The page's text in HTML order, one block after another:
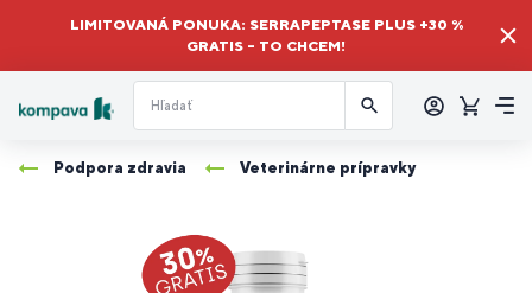
LIMITOVANÁ PONUKA: SERRAPEPTASE PLUS +30 %
GRATIS – TO CHCEM!
sa
Košík
Podpora zdravia Veterinárne prípravky